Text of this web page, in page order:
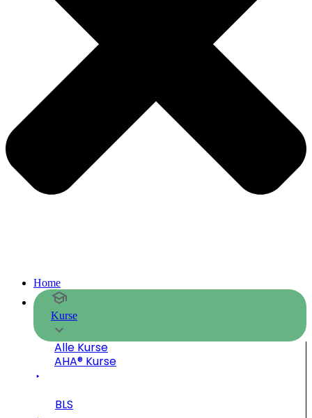
Home
Kurse
Alle Kurse
AHA® Kurse
BLS